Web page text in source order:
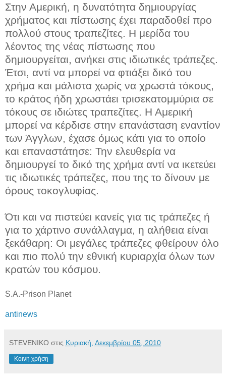
Στην Αμερική, η δυνατότητα δημιουργίας
χρήματος και πίστωσης έχει παραδοθεί προ
πολλού στους τραπεζίτες. Η μερίδα του
λέοντος της νέας πίστωσης που
δημιουργείται, ανήκει στις ιδιωτικές τράπεζες.
Έτσι, αντί να μπορεί να φτιάξει δικό του
χρήμα και μάλιστα χωρίς να χρωστά τόκους,
το κράτος ήδη χρωστάει τρισεκατομμύρια σε
τόκους σε ιδιώτες τραπεζίτες. Η Αμερική
μπορεί να κέρδισε στην επανάσταση εναντίον
των Άγγλων, έχασε όμως κάτι για το οποίο
και επαναστάτησε: Την ελευθερία να
δημιουργεί το δικό της χρήμα αντί να ικετεύει
τις ιδιωτικές τράπεζες, που της το δίνουν με
όρους τοκογλυφίας.
Ότι και να πιστεύει κανείς για τις τράπεζες ή
για το χάρτινο συνάλλαγμα, η αλήθεια είναι
ξεκάθαρη: Οι μεγάλες τράπεζες φθείρουν όλο
και πιο πολύ την εθνική κυριαρχία όλων των
κρατών του κόσμου.
S.A.-Prison Planet
antinews
STEVENIKO στις Κυριακή, Δεκεμβρίου 05, 2010
Κοινή χρήση